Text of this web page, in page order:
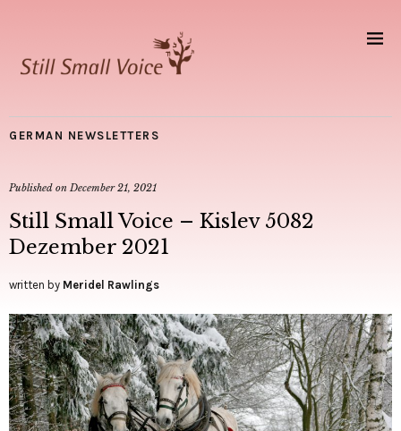
GERMAN NEWSLETTERS
Published onDecember 21, 2021
Still Small Voice – Kislev 5082
Dezember 2021
written by Meridel Rawlings